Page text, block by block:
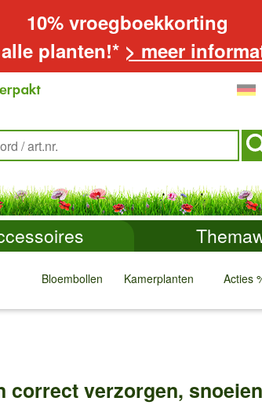
10% vroegboekkorting
planten!* > meer
Bloembollen
↓
Kamerplanten
↓
Acties
↓
correct verzorgen,